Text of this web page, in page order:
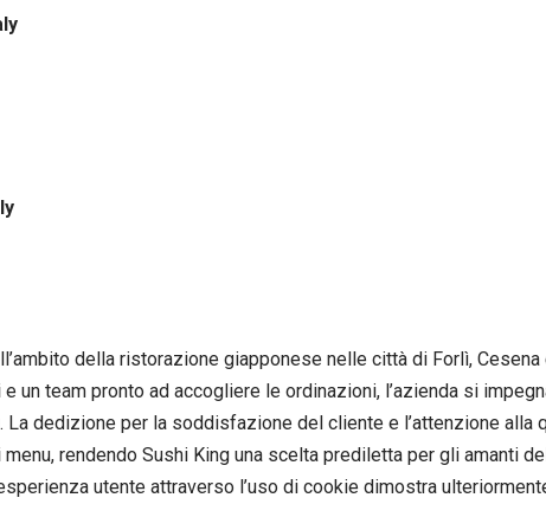
della ristorazione giapponese nelle città di Forlì,
team pronto ad accogliere le ordinazioni, l’azienda si
dedizione per la soddisfazione del cliente e l’attenzione alla
rendendo Sushi King una scelta prediletta per gli amanti
utente attraverso l’uso di cookie dimostra